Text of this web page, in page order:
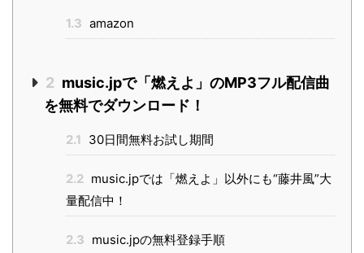
1.3 amazon
2 music.jpで「燃えよ」のMP3フル配信曲
を無料でダウンロード！
2.1 30日間無料お試し期間
2.2 music.jpでは「燃えよ」以外にも“藤井風”大
量配信中！
2.3 music.jpの無料登録手順